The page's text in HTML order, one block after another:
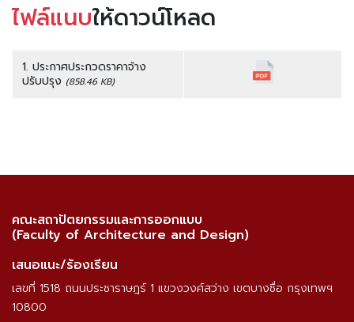
ไฟล์แนบให้ดาวน์โหลด
1. ประกาศประกวดราคาจ้าง
ปรับปรุง (858.46 KB)
คณะสถาปัตยกรรมและการออกแบบ
(Faculty of Architecture and Design)
เสนอแนะ/ร้องเรียน
เลขที่ 1518 ถนนประชาราษฎร์ 1 แขวงวงศ์สว่าง เขตบางซื่อ กรุงเทพฯ
10800